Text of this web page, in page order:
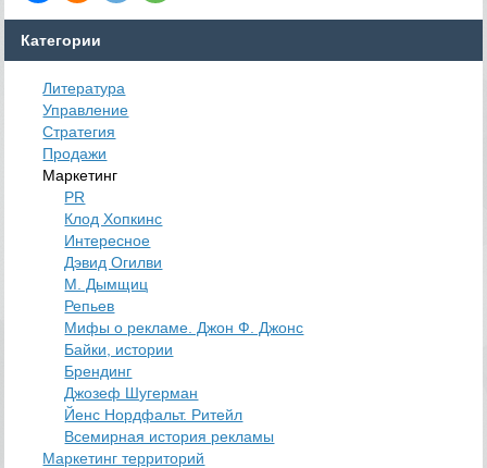
Категории
Литература
Управление
Стратегия
Продажи
Маркетинг
PR
Клод Хопкинс
Интересное
Дэвид Огилви
М. Дымщиц
Репьев
Мифы о рекламе. Джон Ф. Джонс
Байки, истории
Брендинг
Джозеф Шугерман
​Йенс Нордфальт. Ритейл
Всемирная история рекламы
Маркетинг территорий